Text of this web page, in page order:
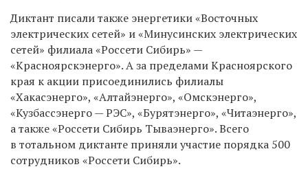
Диктант писали также энергетики «Восточных
электрических сетей» и «Минусинских электрических
сетей» филиала «Россети Сибирь» —
«Красноярскэнерго». А за пределами Красноярского
края к акции присоединились филиалы
«Хакасэнерго», «Алтайэнерго», «Омскэнерго»,
«Кузбассэнерго — РЭС», «Бурятэнерго», «Читаэнерго»,
а также «Россети Сибирь Тываэнерго». Всего
в тотальном диктанте приняли участие порядка 500
сотрудников «Россети Сибирь».